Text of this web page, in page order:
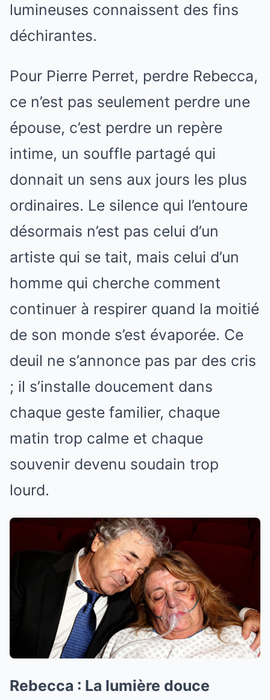
lumineuses connaissent des fins
déchirantes.
Pour Pierre Perret, perdre Rebecca,
ce n’est pas seulement perdre une
épouse, c’est perdre un repère
intime, un souffle partagé qui
donnait un sens aux jours les plus
ordinaires. Le silence qui l’entoure
désormais n’est pas celui d’un
artiste qui se tait, mais celui d’un
homme qui cherche comment
continuer à respirer quand la moitié
de son monde s’est évaporée. Ce
deuil ne s’annonce pas par des cris
; il s’installe doucement dans
chaque geste familier, chaque
matin trop calme et chaque
souvenir devenu soudain trop
lourd.
Rebecca : La lumière douce